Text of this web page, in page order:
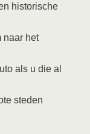
historische
naar het
als u die al
steden